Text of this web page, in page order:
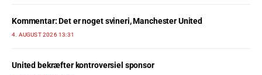
Kommentar: Det er noget svineri, Manchester United
4. AUGUST 2026 13:31
United bekræfter kontroversiel sponsor